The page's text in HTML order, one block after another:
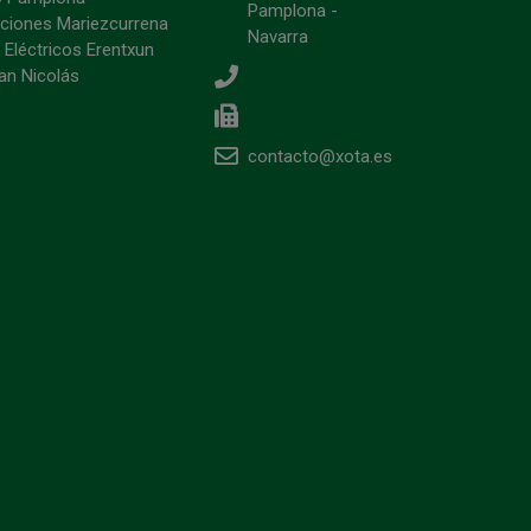
Mariezcurrena
Erentxun
Nicolás
Pamplona -
Navarra
contacto@xota.es